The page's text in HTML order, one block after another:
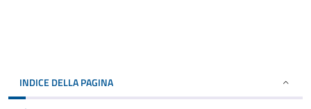
INDICE DELLA PAGINA